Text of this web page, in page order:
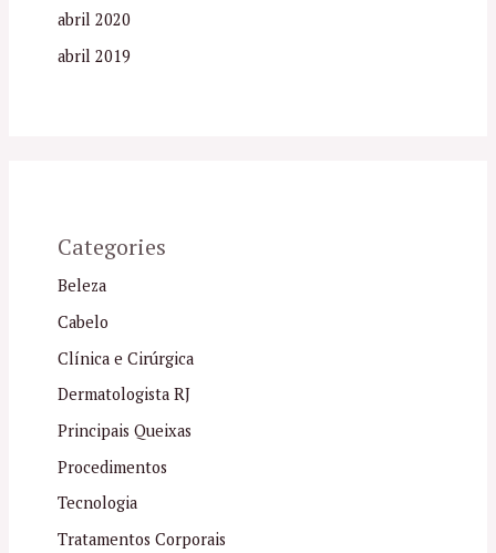
abril 2020
abril 2019
Categories
Beleza
Cabelo
Clínica e Cirúrgica
Dermatologista RJ
Principais Queixas
Procedimentos
Tecnologia
Tratamentos Corporais